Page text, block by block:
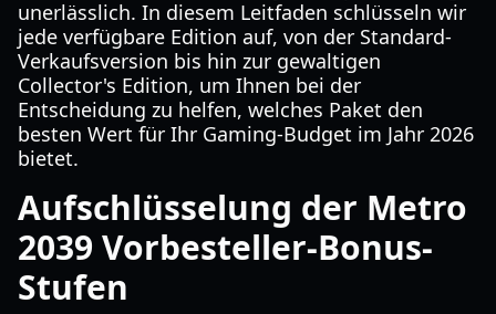
unerlässlich. In diesem Leitfaden schlüsseln wir
jede verfügbare Edition auf, von der Standard-
Verkaufsversion bis hin zur gewaltigen
Collector's Edition, um Ihnen bei der
Entscheidung zu helfen, welches Paket den
besten Wert für Ihr Gaming-Budget im Jahr 2026
bietet.
Aufschlüsselung der Metro
2039 Vorbesteller-Bonus-
Stufen